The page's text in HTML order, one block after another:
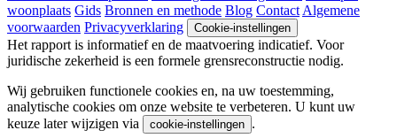
woonplaats Gids Bronnen en methode Blog ContactAlgemene
voorwaarden Privacyverklaring Cookie-instellingen
Het rapport is informatief en de maatvoering indicatief. Voor
juridische zekerheid is een formele grensreconstructie nodig.
Wij gebruiken functionele cookies en, na uw toestemming,
analytische cookies om onze website te verbeteren. U kunt uw
keuze later wijzigen via
cookie-instellingen .